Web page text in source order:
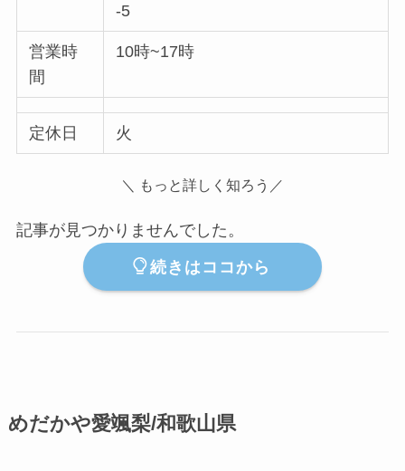
-5
営業時
間
10時~17時
定休日 火
＼ もっと詳しく知ろう／
記事が見つかりませんでした。
続きはココから
めだかや愛颯梨/和歌山県